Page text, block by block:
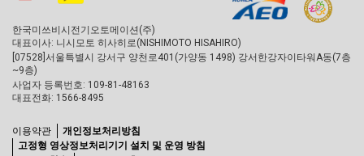
한국미쓰비시전기오토메이션(주)
대표이사: 니시모토 히사히로(NISHIMOTO HISAHIRO)
[07528]서울특별시 강서구 양천로401(가양동 1498) 강서한강자이타워A동(7층
~9층)
사업자 등록번호: 109-81-48163
대표전화: 1566-8495
이용약관
개인정보처리방침
고정형 영상정보처리기기 설치 및 운영 방침